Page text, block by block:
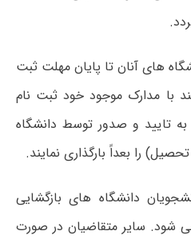
های آنان تا پایان مهلت ثبت
با مدارک موجود خود ثبت نام
به تایید و صدور توسط دانشگاه
را بعداً بارگذاری نمایند.
دانشگاه های بازگشایی
شود. سایر متقاضیان در صورت